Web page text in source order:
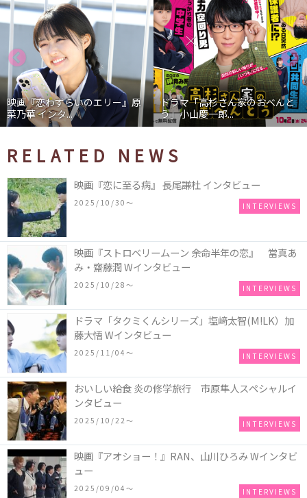
映画『恋わずらいのエリー』原
菜乃華 インタ...
ドラマ「高杉さん家のおべんと
う」小山慶一郎...
RELATED NEWS
映画『恋に至る病』 長尾謙杜 インタビュー
2025/10/30〜 INTERVIEWS
映画『ストロベリームーン 余命半年の恋』 當真あ
み・齋藤潤 Wインタビュー
2025/10/28〜 INTERVIEWS
ドラマ「タクミくんシリーズ」塩﨑太智(M!LK）加
藤大悟 Wインタビュー
2025/11/04〜 INTERVIEWS
おいしい給食 炎の修学旅行 市原隼人スペシャルイ
ンタビュー
2025/10/22〜 INTERVIEWS
映画『アオショー！』RAN、山川ひろみ Wインタビ
ュー
2025/09/04〜 INTERVIEWS